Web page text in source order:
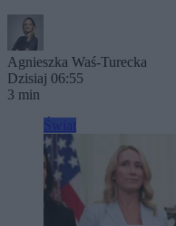
Agnieszka Waś-Turecka
Dzisiaj 06:55
3 min